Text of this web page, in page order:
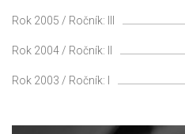
Rok 2005 / Ročník: III
Rok 2004 / Ročník: II
Rok 2003 / Ročník: I